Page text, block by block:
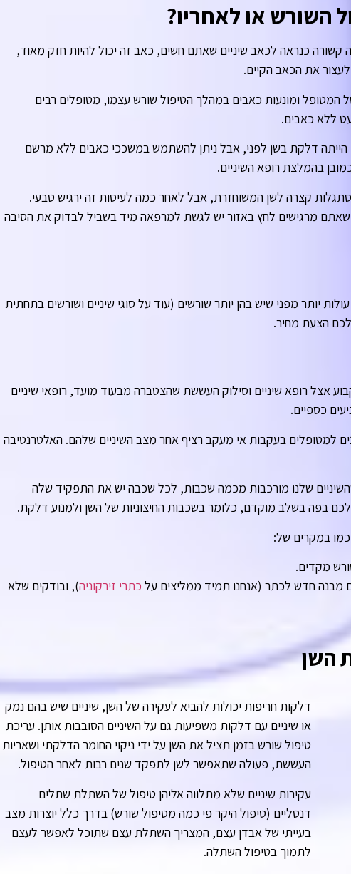
השורש או לאחריו?
קשורה כנראה לכאב שיניים שאתם חשים, כאב זה יכול להיות חזק מאוד,
את הכאב הקיים.
המטופל ומונעות כאבים במהלך הטיפול שורש עצמו, מטופלים רבים
ללא כאבים.
הייתה דלקת בשן לפני, אבל ניתן להשתמש במשככי כאבים ללא מרשם
בהמלצת רופא השיניים.
קצרה לשן המשוחזרת, אבל לאחר כמה לעיסות זה ירגיש טבעי.
שאתם מרגישים לחץ באזור יש לגשת למרפאה מיד בשביל לבדוק את הסיבה
יותר מפני שיש בהן יותר שורשים (עוד על סוגי שיניים ושורשים בתחתית
הצעת מחיר.
אצל רופא שיניים וסילוק העששת שהצטברה מבעוד מועד, רופאי שיניים
כספיים.
למטופלים בעקבות אי מעקב רציף אחר מצב השיניים שלהם. האלטרנטיבה
שלנו מורכבות מכמה שכבות, לכל שכבה יש את התפקיד שלה
בפה בשלב מוקדם, כלומר בשכבות החיצוניות של השן ולמנוע דלקת.
במקרים של:
מקדים.
מבנה חדש לכתר (אנחנו תמיד ממליצים על כתרי זירקוניה), ובודקים שלא
השן
דלקות חריפות יכולות להביא לעקירה של השן, שיניים שיש בהם נמק
או שיניים עם דלקות משפיעות גם על השיניים הסובבות אותן. עריכת
טיפול שורש בזמן תציל את השן על ידי ניקוי החומר הדלקתי ושאריות
העששת, פעולה שתאפשר לשן לתפקד שנים רבות לאחר הטיפול.
עקירות שיניים שלא מתלווה אליהן טיפול של השתלת שתלים
דנטליים (טיפול היקר פי כמה מטיפול שורש) בדרך כלל יוצרות מצב
בעייתי של אבדן עצם, המצריך השתלת עצם שתוכל לאפשר לעצם
לתמוך בטיפול השתלה.